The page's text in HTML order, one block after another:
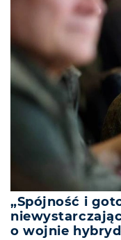
„Spójność i
o wojnie